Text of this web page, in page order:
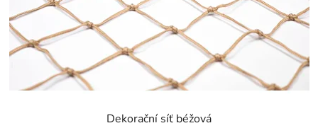
Dekorační síť béžová